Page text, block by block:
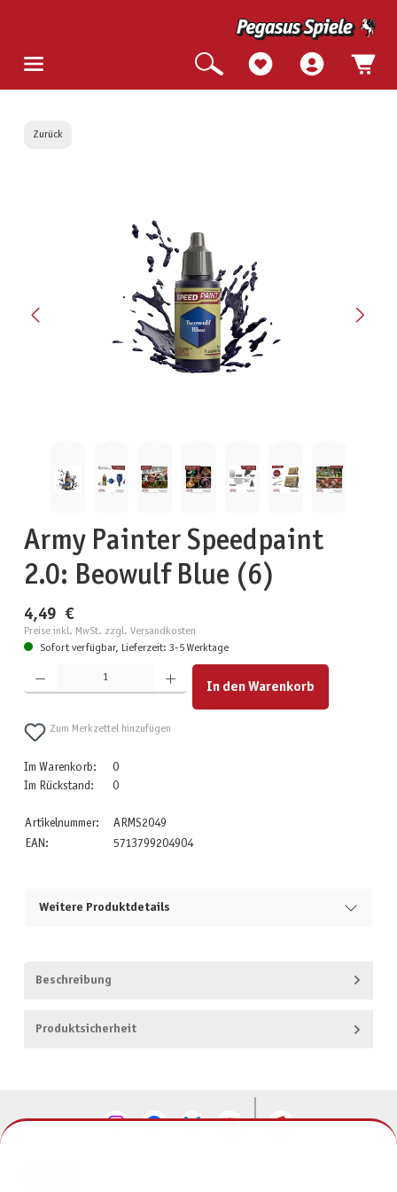
Zurück
Army Painter Speedpaint
2.0: Beowulf Blue (6)
4,49 €
Preise inkl. MwSt. zzgl. Versandkosten
Sofort verfügbar, Lieferzeit: 3-5 Werktage
Produkt Anzahl: Gib den gewünschten Wert ein oder benutze die Schaltflächen um die Anzahl zu
In den Warenkorb
Zum Merkzettel hinzufügen
Im Warenkorb:
0
Im Rückstand:
0
Artikelnummer:
ARMS2049
EAN:
5713799204904
Weitere Produktdetails
Beschreibung
Produktsicherheit